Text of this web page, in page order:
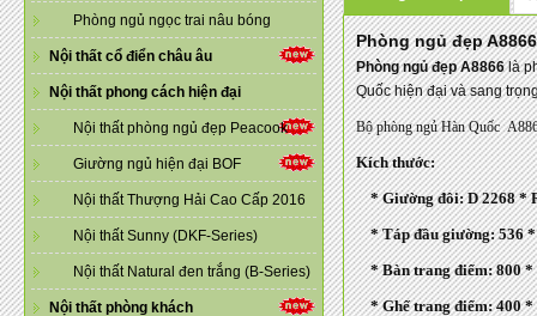
Phòng ngủ ngọc trai nâu bóng
Nội thất cổ điển châu âu
Nội thất phong cách hiện đại
Nội thất phòng ngủ đẹp Peacook
Giường ngủ hiện đại BOF
Nội thất Thượng Hải Cao Cấp 2016
Nội thất Sunny (DKF-Series)
Nội thất Natural đen trắng (B-Series)
Nội thất phòng khách
Phòng ngủ đẹp A8866
Phòng ngủ đẹp A8866là
Quốc hiện đại và sang
Bộ phòng ngủ Hàn Quốc
Kích thước:
* Giường đôi: D 2268 *
* Táp đầu giường: 536 *
* Bàn trang điểm: 800 *
* Ghế trang điểm: 400 *